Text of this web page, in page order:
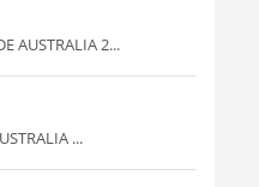
2...
...